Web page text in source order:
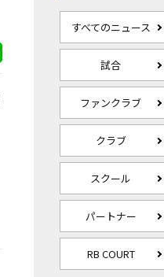
すべてのニュース
試合
ファンクラブ
クラブ
スクール
パートナー
RB COURT